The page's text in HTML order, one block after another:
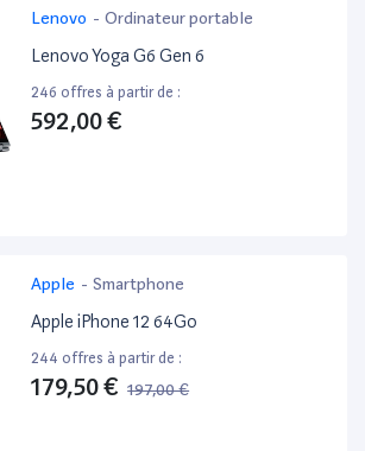
Lenovo - Ordinateur portable
Lenovo Yoga G6 Gen 6
246 offres à partir de :
592,00 €
Apple - Smartphone
Apple iPhone 12 64Go
244 offres à partir de :
179,50 € 197,00 €